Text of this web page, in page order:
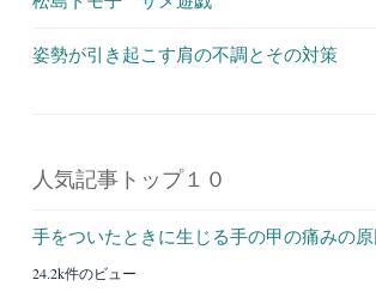
姿勢が引き起こす肩の不調とその対策
人気記事トップ１０
手をついたときに生じる手の甲の痛みの原
24.2k件のビュー